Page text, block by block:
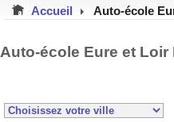
Accueil Auto-école
Auto-école Eure et Loir